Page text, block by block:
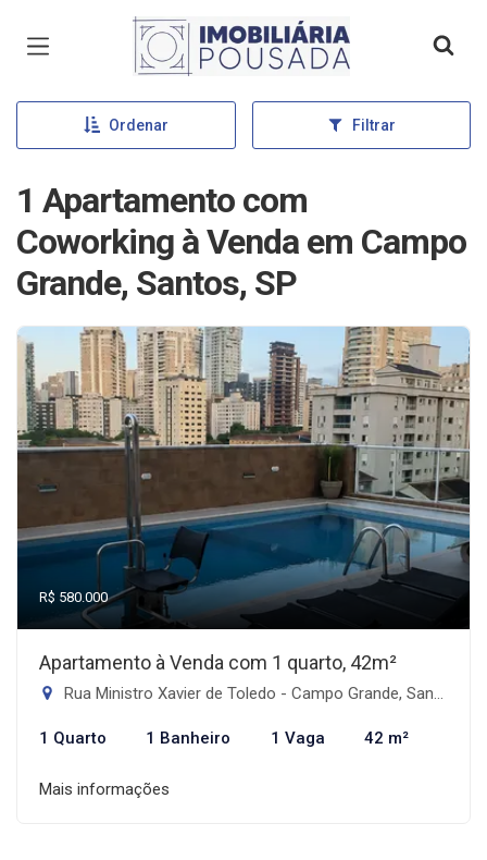
Página inicial
Ordenar Filtrar
1 Apartamento com
Coworking à Venda em Campo
Grande, Santos, SP
R$ 580.000
Apartamento à Venda com 1 quarto, 42m²
Rua Ministro Xavier de Toledo - Campo Grande, Santos-SP
1 Quarto 1 Banheiro 1 Vaga 42 m²
Mais informações